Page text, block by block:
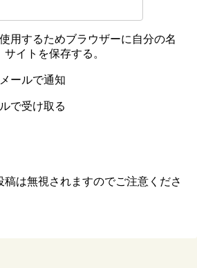
用するためブラウザーに自分の名
イトを保存する。
ールで通知
で受け取る
稿は無視されますのでご注意くださ